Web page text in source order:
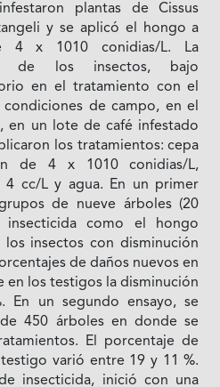
plantas de Cissus
y se aplicó el hongo a
4 x 1010 conidias/L. La
de los insectos, bajo
en el tratamiento con el
de campo, en el
en un lote de café infestado
los tratamientos: cepa
de 4 x 1010 conidias/L,
4 cc/L y agua. En un primer
de nueve árboles (20
insecticida como el hongo
insectos con disminución
de daños nuevos en
en los testigos la disminución
un segundo ensayo, se
450 árboles en donde se
El porcentaje de
varió entre 19 y 11 %.
insecticida, inició con una